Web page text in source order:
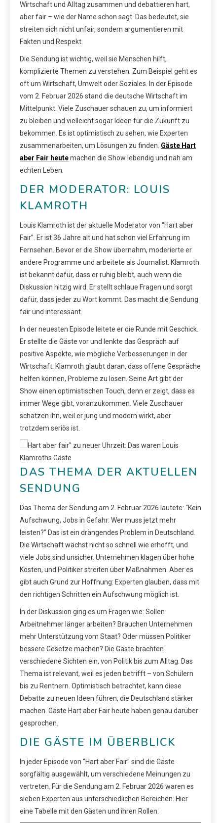
Wirtschaft und Alltag zusammen und debattieren hart,
aber fair – wie der Name schon sagt. Das bedeutet, sie
streiten sich nicht unfair, sondern argumentieren mit
Fakten und Respekt.
Die Sendung ist wichtig, weil sie Menschen hilft,
komplizierte Themen zu verstehen. Zum Beispiel geht es
oft um Wirtschaft, Umwelt oder Soziales. In der Episode
vom 2. Februar 2026 stand die deutsche Wirtschaft im
Mittelpunkt. Viele Zuschauer schauen zu, um informiert
zu bleiben und vielleicht sogar Ideen für die Zukunft zu
bekommen. Es ist optimistisch zu sehen, wie Experten
zusammenarbeiten, um Lösungen zu finden. Gäste Hart
aber Fair heutemachen die Show lebendig und nah am
echten Leben.
DER MODERATOR: LOUIS
KLAMROTH
Louis Klamroth ist der aktuelle Moderator von “Hart aber
Fair”. Er ist 36 Jahre alt und hat schon viel Erfahrung im
Fernsehen. Bevor er die Show übernahm, moderierte er
andere Programme und arbeitete als Journalist. Klamroth
ist bekannt dafür, dass er ruhig bleibt, auch wenn die
Diskussion hitzig wird. Er stellt schlaue Fragen und sorgt
dafür, dass jeder zu Wort kommt. Das macht die Sendung
fair und interessant.
In der neuesten Episode leitete er die Runde mit Geschick.
Er stellte die Gäste vor und lenkte das Gespräch auf
positive Aspekte, wie mögliche Verbesserungen in der
Wirtschaft. Klamroth glaubt daran, dass offene Gespräche
helfen können, Probleme zu lösen. Seine Art gibt der
Show einen optimistischen Touch, denn er zeigt, dass es
immer Wege gibt, voranzukommen. Viele Zuschauer
schätzen ihn, weil er jung und modern wirkt, aber
trotzdem seriös ist.
DAS THEMA DER AKTUELLEN
SENDUNG
Das Thema der Sendung am 2. Februar 2026 lautete: “Kein
Aufschwung, Jobs in Gefahr: Wer muss jetzt mehr
leisten?” Das ist ein drängendes Problem in Deutschland.
Die Wirtschaft wächst nicht so schnell wie erhofft, und
viele Jobs sind unsicher. Unternehmen klagen über hohe
Kosten, und Politiker streiten über Maßnahmen. Aber es
gibt auch Grund zur Hoffnung: Experten glauben, dass mit
den richtigen Schritten ein Aufschwung möglich ist.
In der Diskussion ging es um Fragen wie: Sollen
Arbeitnehmer länger arbeiten? Brauchen Unternehmen
mehr Unterstützung vom Staat? Oder müssen Politiker
bessere Gesetze machen? Die Gäste brachten
verschiedene Sichten ein, von Politik bis zum Alltag. Das
Thema ist relevant, weil es jeden betrifft – von Schülern
bis zu Rentnern. Optimistisch betrachtet, kann diese
Debatte zu neuen Ideen führen, die Deutschland stärker
machen. Gäste Hart aber Fair heute haben genau darüber
gesprochen.
DIE GÄSTE IM ÜBERBLICK
In jeder Episode von “Hart aber Fair” sind die Gäste
sorgfältig ausgewählt, um verschiedene Meinungen zu
vertreten. Für die Sendung am 2. Februar 2026 waren es
sieben Experten aus unterschiedlichen Bereichen. Hier
eine Tabelle mit den Gästen und ihren Rollen: